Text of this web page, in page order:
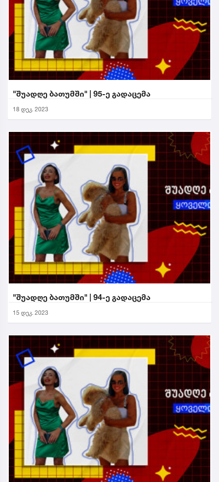
"შუადღე ბათუმში" | 95-ე გადაცემა
18 დეკ. 2023
"შუადღე ბათუმში" | 94-ე გადაცემა
15 დეკ. 2023